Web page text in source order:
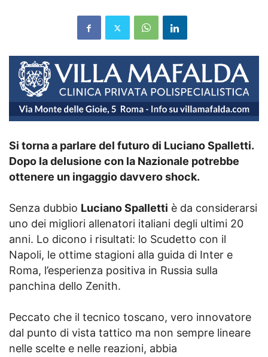
Si torna a parlare del futuro di Luciano Spalletti.
Dopo la delusione con la Nazionale potrebbe
ottenere un ingaggio davvero shock.
Senza dubbio Luciano Spalletti è da considerarsi
uno dei migliori allenatori italiani degli ultimi 20
anni. Lo dicono i risultati: lo Scudetto con il
Napoli, le ottime stagioni alla guida di Inter e
Roma, l’esperienza positiva in Russia sulla
panchina dello Zenith.
Peccato che il tecnico toscano, vero innovatore
dal punto di vista tattico ma non sempre lineare
nelle scelte e nelle reazioni, abbia